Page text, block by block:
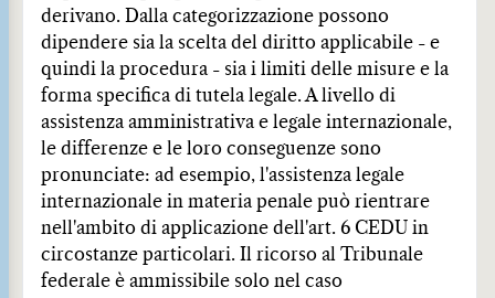
derivano. Dalla categorizzazione possono
dipendere sia la scelta del diritto applicabile - e
quindi la procedura - sia i limiti delle misure e la
forma specifica di tutela legale. A livello di
assistenza amministrativa e legale internazionale,
le differenze e le loro conseguenze sono
pronunciate: ad esempio, l'assistenza legale
internazionale in materia penale può rientrare
nell'ambito di applicazione dell'art. 6 CEDU in
circostanze particolari. Il ricorso al Tribunale
federale è ammissibile solo nel caso